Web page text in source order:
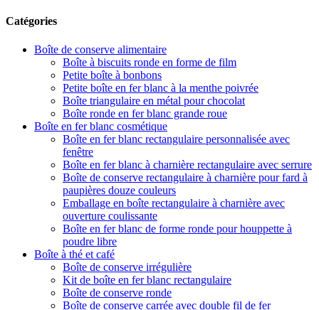
Catégories
Boîte de conserve alimentaire
Boîte à biscuits ronde en forme de film
Petite boîte à bonbons
Petite boîte en fer blanc à la menthe poivrée
Boîte triangulaire en métal pour chocolat
Boîte ronde en fer blanc grande roue
Boîte en fer blanc cosmétique
Boîte en fer blanc rectangulaire personnalisée avec
fenêtre
Boîte en fer blanc à charnière rectangulaire avec serrure
Boîte de conserve rectangulaire à charnière pour fard à
paupières douze couleurs
Emballage en boîte rectangulaire à charnière avec
ouverture coulissante
Boîte en fer blanc de forme ronde pour houppette à
poudre libre
Boîte à thé et café
Boîte de conserve irrégulière
Kit de boîte en fer blanc rectangulaire
Boîte de conserve ronde
Boîte de conserve carrée avec double fil de fer